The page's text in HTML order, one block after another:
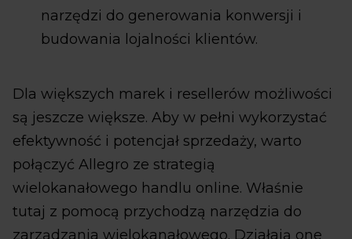
narzędzi do generowania konwersji i
budowania lojalności klientów.
Dla większych marek i resellerów możliwości
są jeszcze większe. Aby w pełni wykorzystać
efektywność i potencjał sprzedaży, warto
połączyć Allegro ze strategią
wielokanałowego handlu online. Właśnie
tutaj z pomocą przychodzą narzędzia do
zarządzania wielokanałowego. Działają one